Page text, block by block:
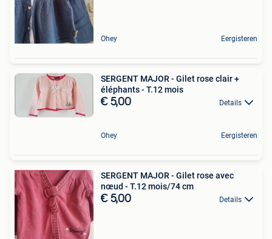
Ohey Eergisteren
SERGENT MAJOR - Gilet rose clair +
éléphants - T.12 mois
€ 5,00 Details
Ohey Eergisteren
SERGENT MAJOR - Gilet rose avec
nœud - T.12 mois/74 cm
€ 5,00 Details